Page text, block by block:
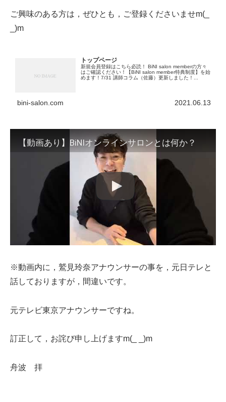
ご興味のある方は，ぜひとも，ご登録くださいませm(_
_)m
トップページ
新規会員登録はこちら必読！ BiNI salon memberの方々
はご確認ください！【BiNI salon member特典制度】を始
めます！7/31 講師コラム（佐藤）更新しました！...
bini-salon.com 2021.06.13
【動画あり】BiNIオンラインサロンとは何か？
※動画内に，鷲見玲奈アナウンサーの事を，元日テレと
話しておりますが，間違いです。
元テレビ東京アナウンサーですね。
訂正して，お詫び申し上げますm(_ _)m
舟波 拝